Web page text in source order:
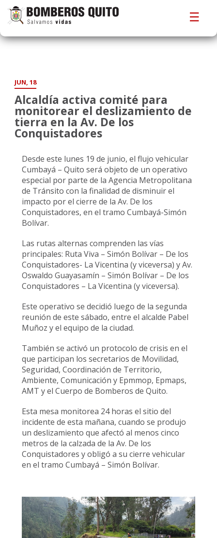
☰
JUN, 18
Alcaldía activa comité para
monitorear el deslizamiento de
tierra en la Av. De los
Conquistadores
Desde este lunes 19 de junio, el flujo vehicular
Cumbayá – Quito será objeto de un operativo
especial por parte de la Agencia Metropolitana
de Tránsito con la finalidad de disminuir el
impacto por el cierre de la Av. De los
Conquistadores, en el tramo Cumbayá-Simón
Bolívar.
Las rutas alternas comprenden las vías
principales: Ruta Viva – Simón Bolívar – De los
Conquistadores- La Vicentina (y viceversa) y Av.
Oswaldo Guayasamín – Simón Bolívar – De los
Conquistadores – La Vicentina (y viceversa).
Este operativo se decidió luego de la segunda
reunión de este sábado, entre el alcalde Pabel
Muñoz y el equipo de la ciudad.
También se activó un protocolo de crisis en el
que participan los secretarios de Movilidad,
Seguridad, Coordinación de Territorio,
Ambiente, Comunicación y Epmmop, Epmaps,
AMT y el Cuerpo de Bomberos de Quito.
Esta mesa monitorea 24 horas el sitio del
incidente de esta mañana, cuando se produjo
un deslizamiento que afectó al menos cinco
metros de la calzada de la Av. De los
Conquistadores y obligó a su cierre vehicular
en el tramo Cumbayá – Simón Bolívar.